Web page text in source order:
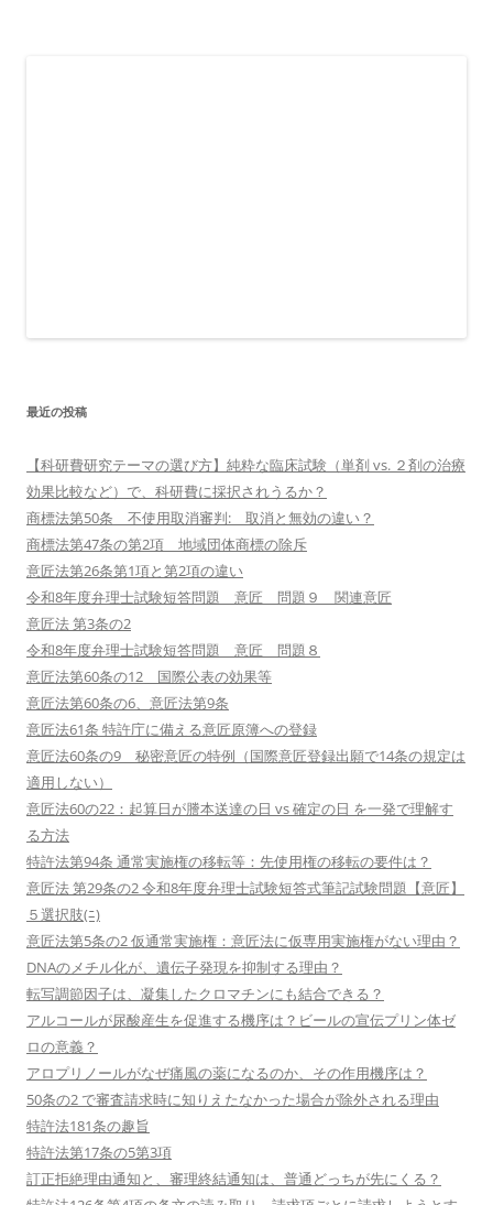
最近の投稿
【科研費研究テーマの選び方】純粋な臨床試験（単剤 vs. ２剤の治療
効果比較など）で、科研費に採択されうるか？
商標法第50条 不使用取消審判: 取消と無効の違い？
商標法第47条の第2項 地域団体商標の除斥
意匠法第26条第1項と第2項の違い
令和8年度弁理士試験短答問題 意匠 問題９ 関連意匠
意匠法 第3条の2
令和8年度弁理士試験短答問題 意匠 問題８
意匠法第60条の12 国際公表の効果等
意匠法第60条の6、意匠法第9条
意匠法61条 特許庁に備える意匠原簿への登録
意匠法60条の9 秘密意匠の特例（国際意匠登録出願で14条の規定は
適用しない）
意匠法60の22：起算日が謄本送達の日 vs 確定の日 を一発で理解す
る方法
特許法第94条 通常実施権の移転等：先使用権の移転の要件は？
意匠法 第29条の2 令和8年度弁理士試験短答式筆記試験問題【意匠】
５選択肢(ﾆ)
意匠法第5条の2 仮通常実施権：意匠法に仮専用実施権がない理由？
DNAのメチル化が、遺伝子発現を抑制する理由？
転写調節因子は、凝集したクロマチンにも結合できる？
アルコールが尿酸産生を促進する機序は？ビールの宣伝プリン体ゼ
ロの意義？
アロプリノールがなぜ痛風の薬になるのか、その作用機序は？
50条の2 で審査請求時に知りえたなかった場合が除外される理由
特許法181条の趣旨
特許法第17条の5第3項
訂正拒絶理由通知と、審理終結通知は、普通どっちが先にくる？